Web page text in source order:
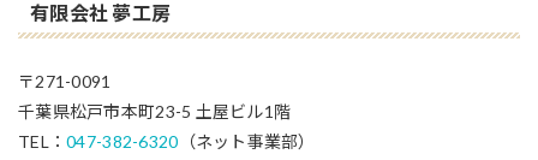
有限会社 夢工房
〒271-0091
千葉県松戸市本町23-5 土屋ビル1階
TEL：047-382-6320 （ネット事業部）